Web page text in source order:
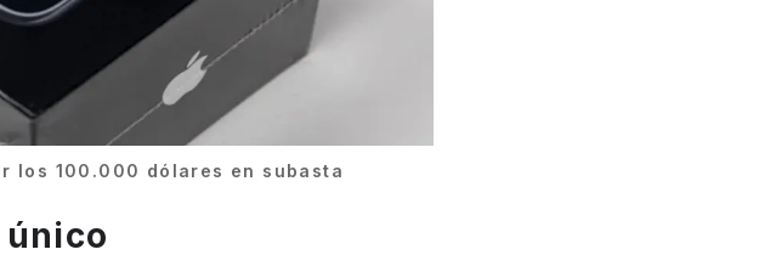
los 100.000 dólares en subasta
único